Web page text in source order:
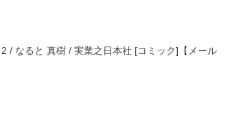
/ なると 真樹 / 実業之日本社 [コミック]【メール